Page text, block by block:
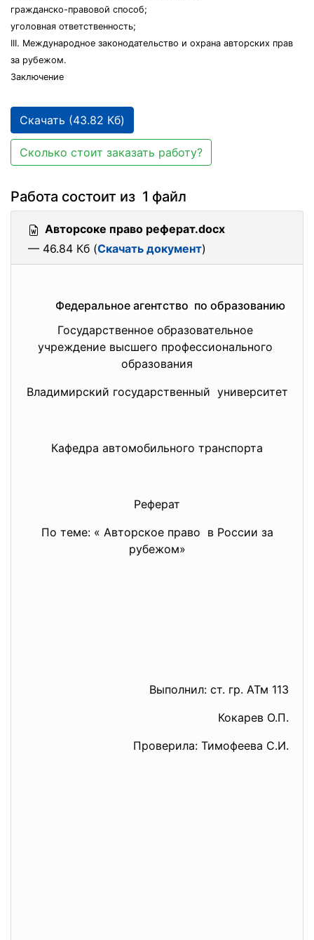
гражданско-правовой способ;
уголовная ответственность;
III. Международное законодательство и охрана авторских прав
за рубежом.
Заключение
Скачать (43.82 Кб)
Сколько стоит заказать работу?
Работа состоит из 1 файл
Авторсоке право реферат.docx
— 46.84 Кб (Скачать документ)
Федеральное агентство по образованию
Государственное образовательное
учреждение высшего профессионального
образования
Владимирский государственный университет
Кафедра автомобильного транспорта
Реферат
По теме: « Авторское право в России за
рубежом»
Выполнил: ст. гр. АТм 113
Кокарев О.П.
Проверила: Тимофеева С.И.